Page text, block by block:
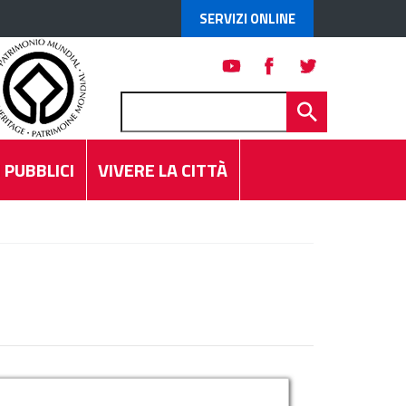
SERVIZI ONLINE
VIVERE LA CITTÀ